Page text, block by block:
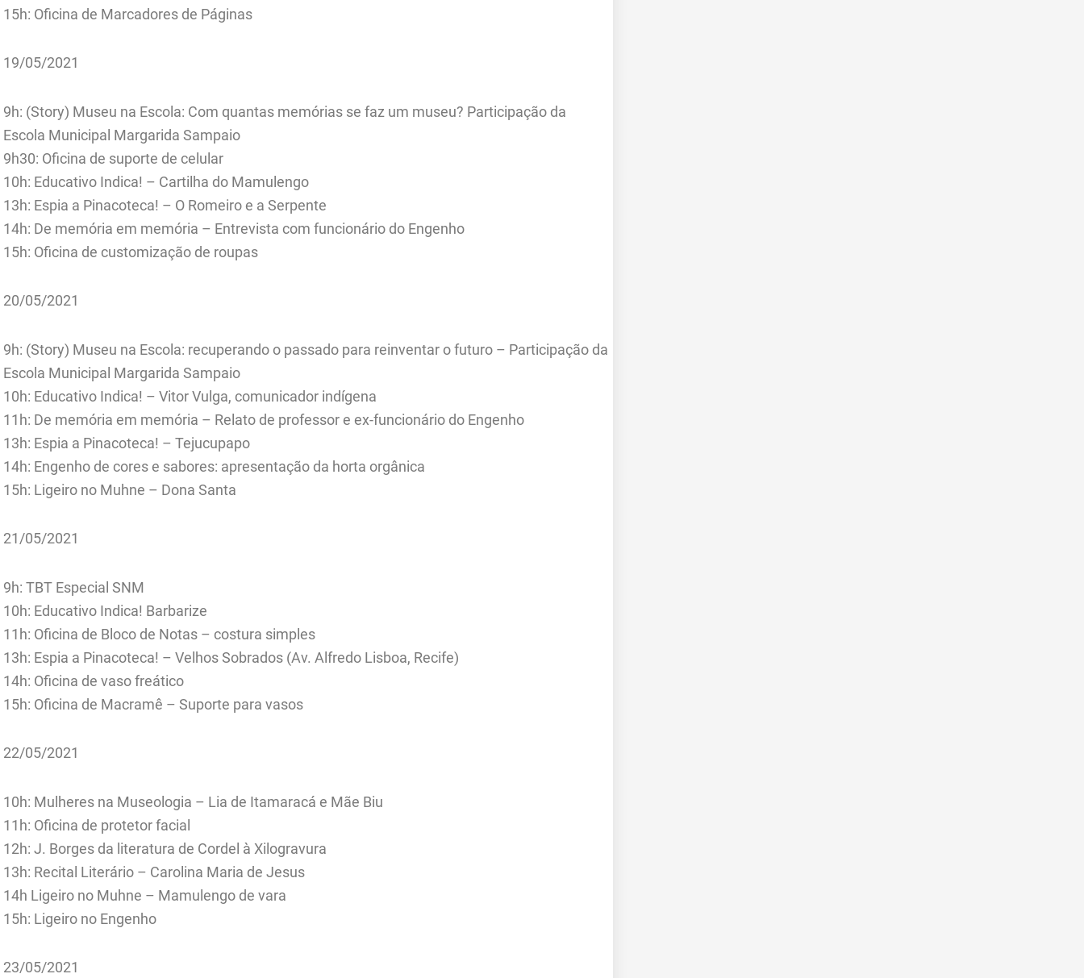
15h: Oficina de Marcadores de Páginas
19/05/2021
9h: (Story) Museu na Escola: Com quantas memórias se faz um museu? Participação da
Escola Municipal Margarida Sampaio
9h30: Oficina de suporte de celular
10h: Educativo Indica! – Cartilha do Mamulengo
13h: Espia a Pinacoteca! – O Romeiro e a Serpente
14h: De memória em memória – Entrevista com funcionário do Engenho
15h: Oficina de customização de roupas
20/05/2021
9h: (Story) Museu na Escola: recuperando o passado para reinventar o futuro – Participação da
Escola Municipal Margarida Sampaio
10h: Educativo Indica! – Vitor Vulga, comunicador indígena
11h: De memória em memória – Relato de professor e ex-funcionário do Engenho
13h: Espia a Pinacoteca! – Tejucupapo
14h: Engenho de cores e sabores: apresentação da horta orgânica
15h: Ligeiro no Muhne – Dona Santa
21/05/2021
9h: TBT Especial SNM
10h: Educativo Indica! Barbarize
11h: Oficina de Bloco de Notas – costura simples
13h: Espia a Pinacoteca! – Velhos Sobrados (Av. Alfredo Lisboa, Recife)
14h: Oficina de vaso freático
15h: Oficina de Macramê – Suporte para vasos
22/05/2021
10h: Mulheres na Museologia – Lia de Itamaracá e Mãe Biu
11h: Oficina de protetor facial
12h: J. Borges da literatura de Cordel à Xilogravura
13h: Recital Literário – Carolina Maria de Jesus
14h Ligeiro no Muhne – Mamulengo de vara
15h: Ligeiro no Engenho
23/05/2021